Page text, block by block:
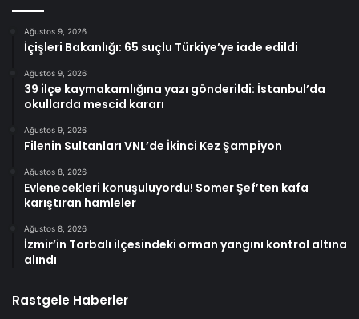
Ağustos 9, 2026
İçişleri Bakanlığı: 65 suçlu Türkiye’ye iade edildi
Ağustos 9, 2026
39 ilçe kaymakamlığına yazı gönderildi: İstanbul’da
okullarda mescid kararı
Ağustos 9, 2026
Filenin Sultanları VNL’de İkinci Kez Şampiyon
Ağustos 8, 2026
Evlenecekleri konuşuluyordu! Somer Şef’ten kafa
karıştıran hamleler
Ağustos 8, 2026
İzmir’in Torbalı ilçesindeki orman yangını kontrol altına
alındı
Rastgele Haberler